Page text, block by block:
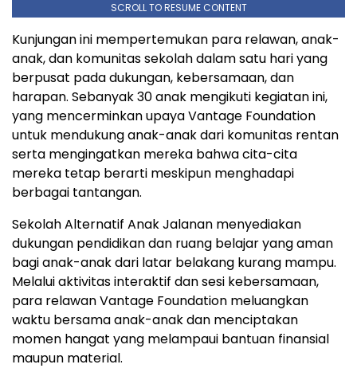
SCROLL TO RESUME CONTENT
Kunjungan ini mempertemukan para relawan, anak-
anak, dan komunitas sekolah dalam satu hari yang
berpusat pada dukungan, kebersamaan, dan
harapan. Sebanyak 30 anak mengikuti kegiatan ini,
yang mencerminkan upaya Vantage Foundation
untuk mendukung anak-anak dari komunitas rentan
serta mengingatkan mereka bahwa cita-cita
mereka tetap berarti meskipun menghadapi
berbagai tantangan.
Sekolah Alternatif Anak Jalanan menyediakan
dukungan pendidikan dan ruang belajar yang aman
bagi anak-anak dari latar belakang kurang mampu.
Melalui aktivitas interaktif dan sesi kebersamaan,
para relawan Vantage Foundation meluangkan
waktu bersama anak-anak dan menciptakan
momen hangat yang melampaui bantuan finansial
maupun material.